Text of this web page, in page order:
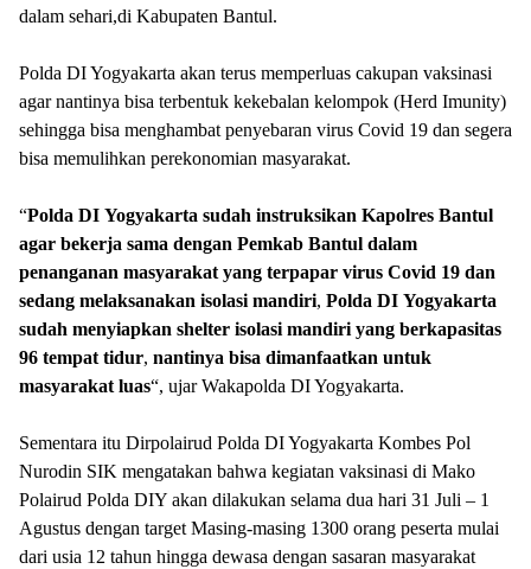
dalam sehari,di Kabupaten Bantul.
Polda DI Yogyakarta akan terus memperluas cakupan vaksinasi
agar nantinya bisa terbentuk kekebalan kelompok (Herd Imunity)
sehingga bisa menghambat penyebaran virus Covid 19 dan segera
bisa memulihkan perekonomian masyarakat.
“Polda DI Yogyakarta sudah instruksikan Kapolres Bantul
agar bekerja sama dengan Pemkab Bantul dalam
penanganan masyarakat yang terpapar virus Covid 19 dan
sedang melaksanakan isolasi mandiri, Polda DI Yogyakarta
sudah menyiapkan shelter isolasi mandiri yang berkapasitas
96 tempat tidur, nantinya bisa dimanfaatkan untuk
masyarakat luas“, ujar Wakapolda DI Yogyakarta.
Sementara itu Dirpolairud Polda DI Yogyakarta Kombes Pol
Nurodin SIK mengatakan bahwa kegiatan vaksinasi di Mako
Polairud Polda DIY akan dilakukan selama dua hari 31 Juli – 1
Agustus dengan target Masing-masing 1300 orang peserta mulai
dari usia 12 tahun hingga dewasa dengan sasaran masyarakat